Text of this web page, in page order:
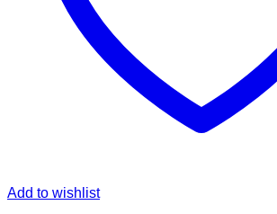
Add to wishlist